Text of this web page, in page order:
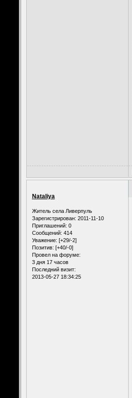
Nataliya
Житель села Ливерпуль
Зарегистрирован: 2011-11-10
Приглашений: 0
Сообщений: 414
Уважение: [+29/-2]
Позитив: [+40/-0]
Провел на форуме:
3 дня 17 часов
Последний визит:
2013-05-27 18:34:25